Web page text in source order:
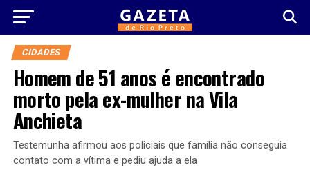
CIDADES
Homem de 51 anos é encontrado
morto pela ex-mulher na Vila
Anchieta
Testemunha afirmou aos policiais que família não conseguia
contato com a vítima e pediu ajuda a ela